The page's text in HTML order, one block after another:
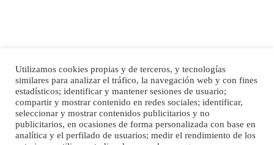
SHIBA PERDIDO AVDA JOSE MESA Y LOPEZ
PERRO MACHO RAZA SHIBA CON MICROCHIP PERDIDO HOY 06/07/2025 ZONA
MESA Y LOPEZ. ES MUY ASUSTADIZO
Leales.org » Gran Canaria | 6.7.2025
Inicio Publicidad
Política de privacidad
Aviso Legal
Cláusula de Cookies
Enlaces de interés
Utilizamos cookies propias y de terceros, y tecnologías
similares para analizar el tráfico, la navegación web y con fines
estadísticos; identificar y mantener sesiones de usuario;
compartir y mostrar contenido en redes sociales; identificar,
seleccionar y mostrar contenidos publicitarios y no
publicitarios, en ocasiones de forma personalizada con base en
analítica y el perfilado de usuarios; medir el rendimiento de los